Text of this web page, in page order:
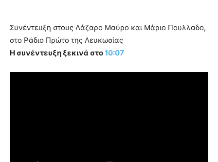
Συνέντευξη στους Λάζαρο Μαύρο και Μάριο Πουλλαδο,
στο Ράδιο Πρώτο της Λευκωσίας
Η συνέντευξη ξεκινά στο10:07